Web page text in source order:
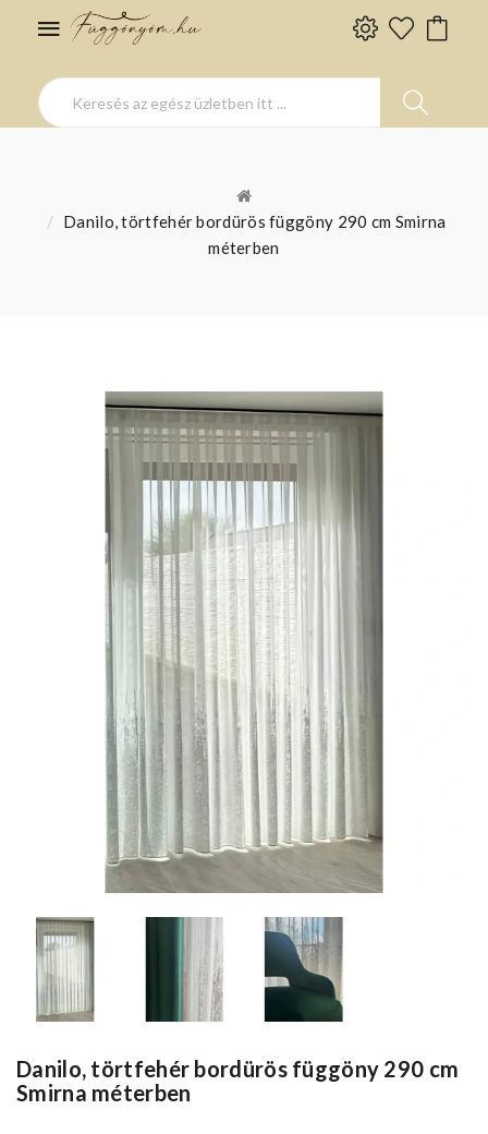
Danilo, törtfehér bordürös függöny 290 cm Smirna
méterben
Danilo, törtfehér bordürös függöny 290 cm
Smirna méterben